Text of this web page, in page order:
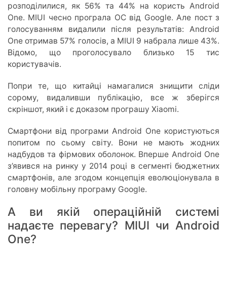
розподілилися, як 56% та 44% на користь Android
One. MIUI чесно програла ОС від Google. Але пост з
голосуванням видалили після результатів: Android
One отримав 57% голосів, а MIUI 9 набрала лише 43%.
Відомо, що проголосувало близько 15 тис
користувачів.
Попри те, що китайці намагалися знищити сліди
сорому, видаливши публікацію, все ж зберігся
скріншот, який і є доказом програшу Xiaomi.
Смартфони від програми Android One користуються
попитом по сьому світу. Вони не мають жодних
надбудов та фірмових оболонок. Вперше Android One
з’явився на ринку у 2014 році в сегменті бюджетних
смартфонів, але згодом концепція еволюціонувала в
головну мобільну програму Google.
А ви якій операційній системі
надаєте перевагу? MIUI чи Android
One?